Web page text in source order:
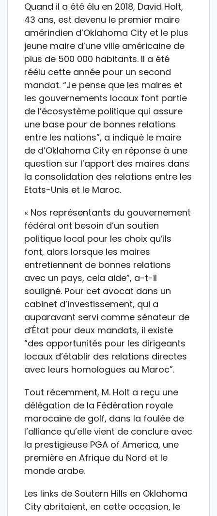
Quand il a été élu en 2018, David Holt,
43 ans, est devenu le premier maire
amérindien d’Oklahoma City et le plus
jeune maire d’une ville américaine de
plus de 500 000 habitants. Il a été
réélu cette année pour un second
mandat. “Je pense que les maires et
les gouvernements locaux font partie
de l’écosystème politique qui assure
une base pour de bonnes relations
entre les nations”, a indiqué le maire
de d’Oklahoma City en réponse à une
question sur l’apport des maires dans
la consolidation des relations entre les
Etats-Unis et le Maroc.
« Nos représentants du gouvernement
fédéral ont besoin d’un soutien
politique local pour les choix qu’ils
font, alors lorsque les maires
entretiennent de bonnes relations
avec un pays, cela aide”, a-t-il
souligné. Pour cet avocat dans un
cabinet d’investissement, qui a
auparavant servi comme sénateur de
d’État pour deux mandats, il existe
“des opportunités pour les dirigeants
locaux d’établir des relations directes
avec leurs homologues au Maroc”.
Tout récemment, M. Holt a reçu une
délégation de la Fédération royale
marocaine de golf, dans la foulée de
l’alliance qu’elle vient de conclure avec
la prestigieuse PGA of America, une
première en Afrique du Nord et le
monde arabe.
Les links de Soutern Hills en Oklahoma
City abritaient, en cette occasion, le